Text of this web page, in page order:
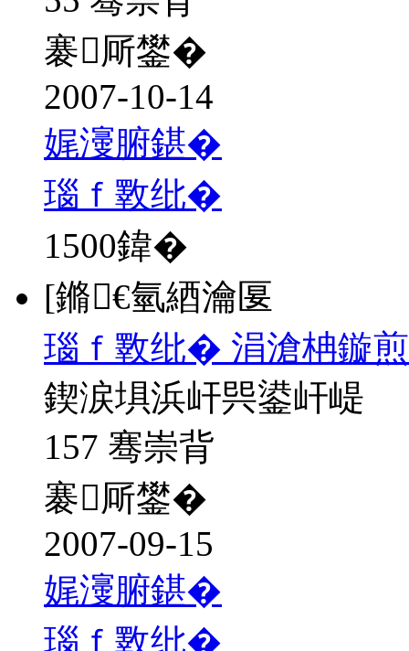
褰厛鐢�
2007-10-14
娓濅腑鍖�
瑙ｆ斁纰�
1500鍏�
[鏅€氫綇瀹匽
瑙ｆ斁纰� 涓滄柟鏇
鍥涙埧浜屽巺鍙屽崼
157 骞崇背
褰厛鐢�
2007-09-15
娓濅腑鍖�
瑙ｆ斁纰�